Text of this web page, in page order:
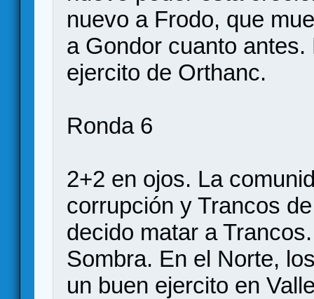
nuevo a Frodo, que
a Gondor cuanto
ejercito de Orthanc.
Ronda 6
2+2 en ojos. La
corrupción y Trancos
decido matar a
Sombra. En el Norte,
un buen ejercito en